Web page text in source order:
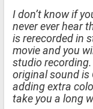
I don’t know if
never ever hear
is rerecorded in
movie and you
studio
original sound is
adding extra
take you a long